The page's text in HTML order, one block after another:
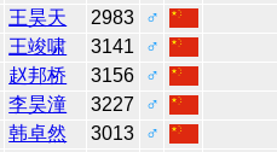
王昊天 2983
♂
王竣啸 3141
♂
赵邦桥 3156
♂
李昊潼 3227
♂
韩卓然 3013
♂